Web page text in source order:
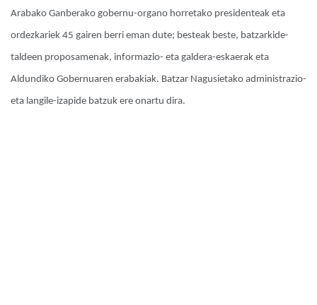
Arabako Ganberako gobernu-organo horretako presidenteak eta
ordezkariek 45 gairen berri eman dute; besteak beste, batzarkide-
taldeen proposamenak, informazio- eta galdera-eskaerak eta
Aldundiko Gobernuaren erabakiak. Batzar Nagusietako administrazio-
eta langile-izapide batzuk ere onartu dira.